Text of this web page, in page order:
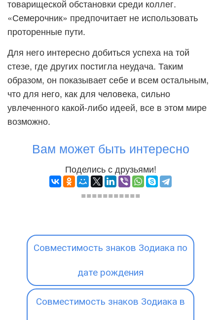
товарищеской обстановки среди коллег.
«Семерочник» предпочитает не использовать
проторенные пути.
Для него интересно добиться успеха на той
стезе, где других постигла неудача. Таким
образом, он показывает себе и всем остальным,
что для него, как для человека, сильно
увлеченного какой-либо идеей, все в этом мире
возможно.
Вам может быть интересно
Поделись с друзьями!
===========
Совместимость знаков Зодиака по
дате рождения
Совместимость знаков Зодиака в